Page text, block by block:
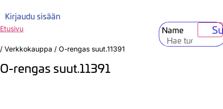
Kirjaudu sisään
Name
Etusivu
/ Verkkokauppa / O-rengas suut.11391
O-rengas suut.11391